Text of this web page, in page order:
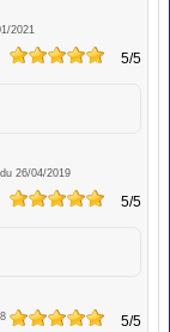
2021
5/5
26/04/2019
5/5
5/5